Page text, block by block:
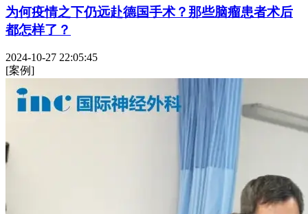
为何疫情之下仍远赴德国手术？那些脑瘤患者术后
都怎样了？
2024-10-27 22:05:45
[案例]